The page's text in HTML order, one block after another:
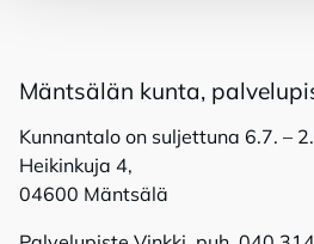
Mänt­sä­län kun­ta,
Kunnantalo on suljettuna 6.7. –
Heikinkuja 4,
04600 Mäntsälä